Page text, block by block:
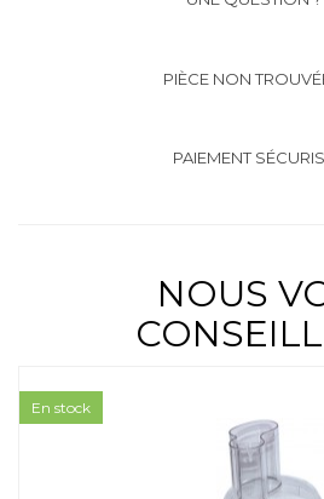
PIÈCE NON
PAIEMENT
NOUS
En stock